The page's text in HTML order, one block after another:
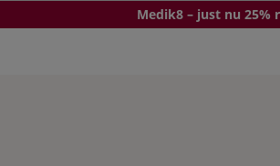
Medik8 – just nu 25%